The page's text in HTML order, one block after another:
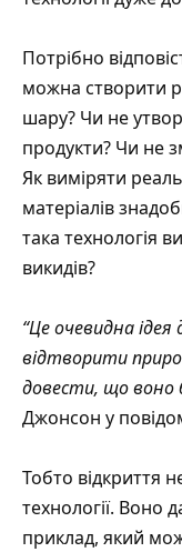
Потрібно
можна створити
шару? Чи не
продукти? Чи не
Як виміряти
матеріалів
така технологія
викидів?
“Це очевидна
відтворити
довести, що воно
Джонсон у
Тобто відкриття
технології. Воно
приклад, який